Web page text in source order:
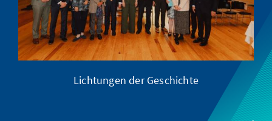
Lichtungen der Geschichte